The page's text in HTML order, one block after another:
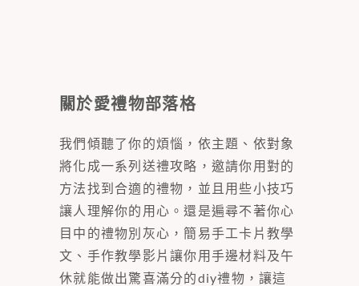
關於愛禮物部落格
我們傾聽了你的煩惱，依主題、依對象
將化成一系列送禮攻略，邀請你用對的
方法找到合適的禮物，並且用些小技巧
讓人理解你的用心。還是遍尋不著你心
目中的禮物別灰心，簡易手工卡片教學
文、手作教學影片讓你用手邊材料及午
休就能做出驚喜滿分的diy禮物，讓這